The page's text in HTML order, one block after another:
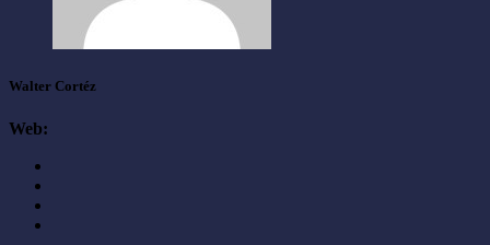
Walter Cortéz
Web: